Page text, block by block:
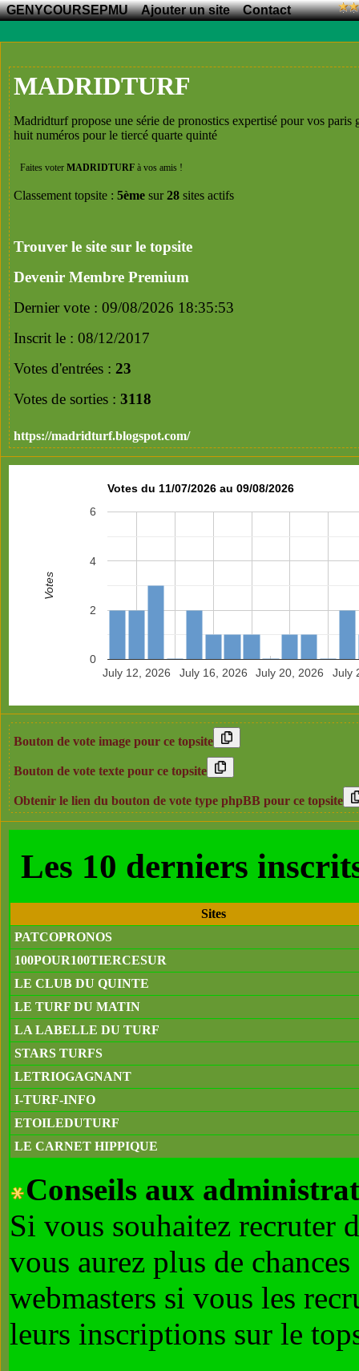
GENYCOURSEPMU Ajouter un site Contact
MADRIDTURF
Madridturf propose une série de pronostics expertisé pour vos
huit numéros pour le tiercé quarte quinté
Faites voter MADRIDTURF à vos amis !
Classement topsite : 5ème sur28 sites actifs
Trouver le site sur le topsite
Devenir Membre Premium
Dernier vote : 09/08/2026 18:35:53
Inscrit le : 08/12/2017
Votes d'entrées : 23
Votes de sorties : 3118
https://madridturf.blogspot.com/
Votes du 11/07/2026 au 09/08/2026
July 12, 2026 July 16, 2026 July 20, 2026 July
0
2
4
6
Votes
Bouton de vote image pour ce topsite
Bouton de vote texte pour ce topsite
Obtenir le lien du bouton de vote type phpBB pour ce topsite
Les 10 derniers
Sites
PATCOPRONOS
100POUR100TIERCESUR
LE CLUB DU QUINTE
LE TURF DU MATIN
LA LABELLE DU TURF
STARS TURFS
LETRIOGAGNANT
I-TURF-INFO
ETOILEDUTURF
LE CARNET HIPPIQUE
Conseils aux
Si vous souhaitez recruter
vous aurez plus de
webmasters si vous les
leurs inscriptions sur le